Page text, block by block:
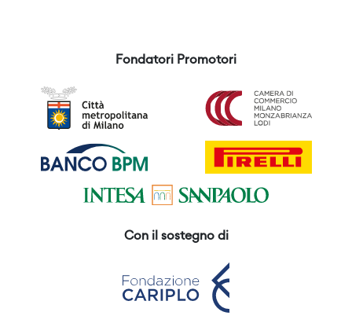
Fondatori Promotori
Con il sostegno di